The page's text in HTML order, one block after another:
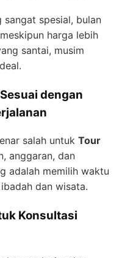
sangat spesial, bulan
harga lebih
santai, musim
dengan
salah untuk Tour
anggaran, dan
adalah memilih waktu
dan wisata.
Konsultasi